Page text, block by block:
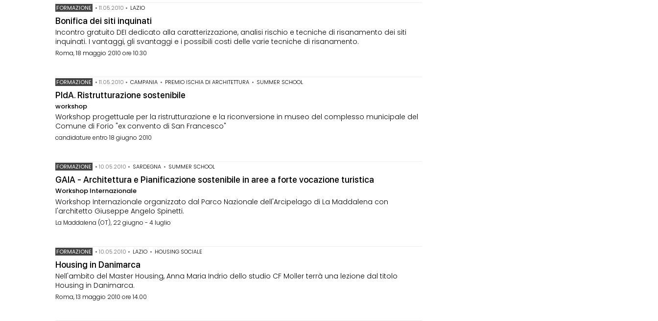
FORMAZIONE •11.05.2010 • LAZIO
Bonifica dei siti inquinati
Incontro gratuito DEI dedicato alla caratterizzazione, analisi rischio e tecniche di risanamento dei siti
inquinati. I vantaggi, gli svantaggi e i possibili costi delle varie tecniche di risanamento.
Roma, 18 maggio 2010 ore 10.30
FORMAZIONE •11.05.2010 • CAMPANIA • PREMIO ISCHIA DI ARCHITETTURA • SUMMER SCHOOL
PIdA. Ristrutturazione sostenibile
workshop
Workshop progettuale per la ristrutturazione e la riconversione in museo del complesso municipale del
Comune di Forio "ex convento di San Francesco"
candidature entro 18 giugno 2010
FORMAZIONE •10.05.2010 • SARDEGNA • SUMMER SCHOOL
GAIA - Architettura e Pianificazione sostenibile in aree a forte vocazione turistica
Workshop Internazionale
Workshop Internazionale organizzato dal Parco Nazionale dell'Arcipelago di La Maddalena con
l'architetto Giuseppe Angelo Spinetti.
La Maddalena (OT), 22 giugno - 4 luglio
FORMAZIONE •10.05.2010 • LAZIO • HOUSING SOCIALE
Housing in Danimarca
Nell'ambito del Master Housing, Anna Maria Indrio dello studio CF Moller terrà una lezione dal titolo
Housing in Danimarca.
Roma, 13 maggio 2010 ore 14.00